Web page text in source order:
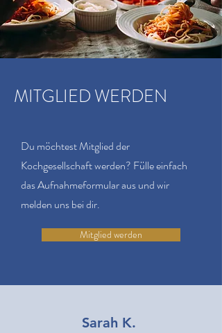
MITGLIED WERDEN
Du möchtest Mitglied der
Kochgesellschaft werden? Fülle einfach
das Aufnahmeformular aus und wir
melden uns bei dir.
Mitglied werden
Sarah K.